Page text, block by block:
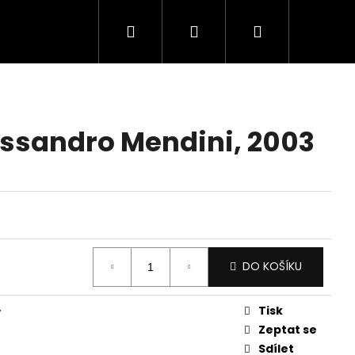
Hledat PřihlášeníNákupní
Mendini, 2003
DO KOŠÍKU
Tisk
Zeptat se
Sdílet